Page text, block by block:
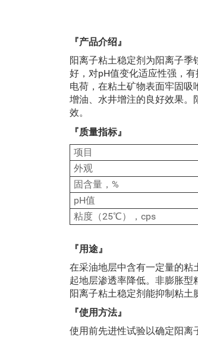
『产品介绍』
阳离子粘土稳定剂为阳离子
好，对pH值变化适应性强，
电荷，在粘土矿物表面牢固
增油、水井增注的良好效果。
效。
『质量指标』
项目
外观
固含量，%
pH值
粘度（25℃），cps
『用途』
在采油地层中含有一定量的粘
起地层渗透率降低。非膨胀型
阳离子粘土稳定剂能抑制粘土
『使用方法』
使用前先进性试验以确定阳离